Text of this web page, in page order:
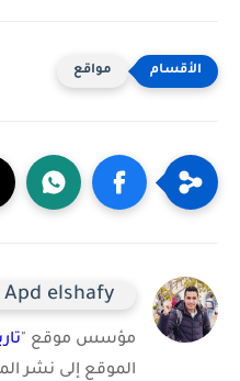
مواقع
elshafy
مؤسس موقع "
الموقع إلى نشر